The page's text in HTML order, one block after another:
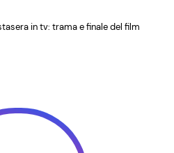
in tv: trama e finale del film